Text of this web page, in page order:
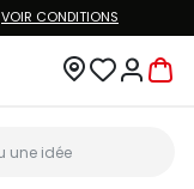
VOIR CONDITIONS